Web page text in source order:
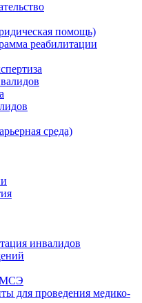
помощь)
реабилитации
среда)
инвалидов
МСЭ
для проведения медико-